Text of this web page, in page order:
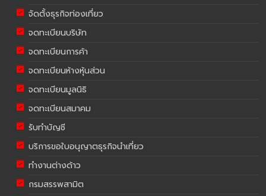
จัดตั้งธุรกิจท่องเที่ยว
จดทะเบียนบริษัท
จดทะเบียนการค้า
จดทะเบียนห้างหุ้นส่วน
จดทะเบียนมูลนิธิ
จดทะเบียนสมาคม
รับทำบัญชี
บริการขอใบอนุญาตธุรกิจนำเที่ยว
ทำงานต่างด้าว
กรมสรรพสามิต